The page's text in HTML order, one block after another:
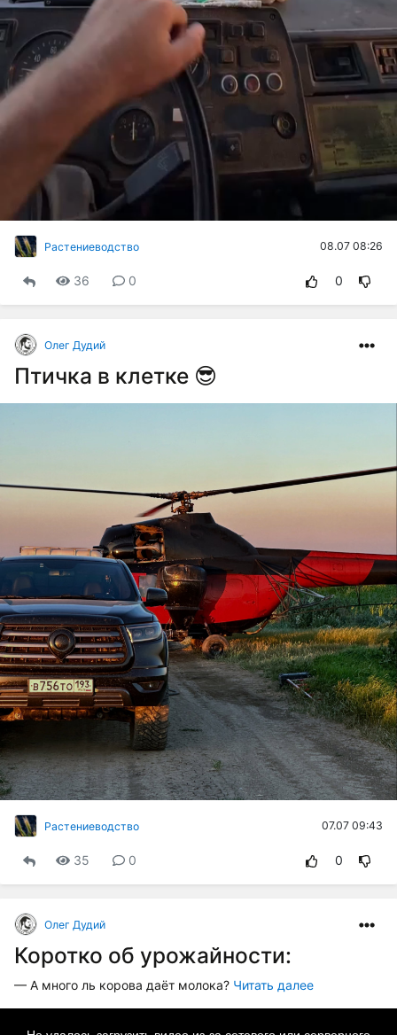
Растениеводство 08.07 08:26
36 0 0
Олег Дудий
Птичка в клетке 😎
Растениеводство 07.07 09:43
35 0 0
Олег Дудий
Коротко об урожайности:
— А много ль корова даёт молока? Читать далее